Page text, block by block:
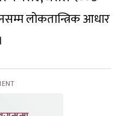
लोकतान्त्रिक आधार